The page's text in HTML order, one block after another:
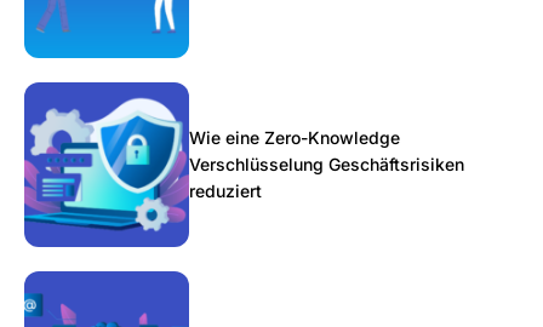
Wie eine Zero-Knowledge
Verschlüsselung Geschäftsrisiken
reduziert